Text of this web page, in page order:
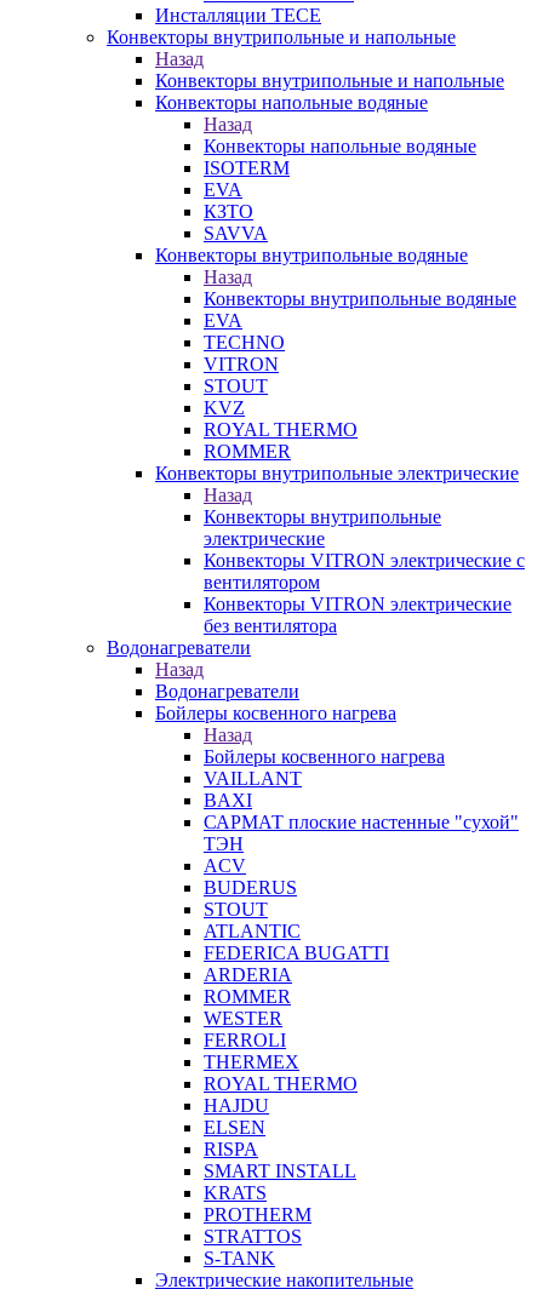
Инсталляции TECE
Конвекторы внутрипольные и напольные
Назад
Конвекторы внутрипольные и напольные
Конвекторы напольные водяные
Назад
Конвекторы напольные водяные
ISOTERM
EVA
КЗТО
SAVVA
Конвекторы внутрипольные водяные
Назад
Конвекторы внутрипольные водяные
EVA
TECHNO
VITRON
STOUT
KVZ
ROYAL THERMO
ROMMER
Конвекторы внутрипольные электрические
Назад
Конвекторы внутрипольные
электрические
Конвекторы VITRON электрические с
вентилятором
Конвекторы VITRON электрические
без вентилятора
Водонагреватели
Назад
Водонагреватели
Бойлеры косвенного нагрева
Назад
Бойлеры косвенного нагрева
VAILLANT
BAXI
САРМАТ плоские настенные "сухой"
ТЭН
ACV
BUDERUS
STOUT
ATLANTIC
FEDERICA BUGATTI
ARDERIA
ROMMER
WESTER
FERROLI
THERMEX
ROYAL THERMO
HAJDU
ELSEN
RISPA
SMART INSTALL
KRATS
PROTHERM
STRATTOS
S-TANK
Электрические накопительные